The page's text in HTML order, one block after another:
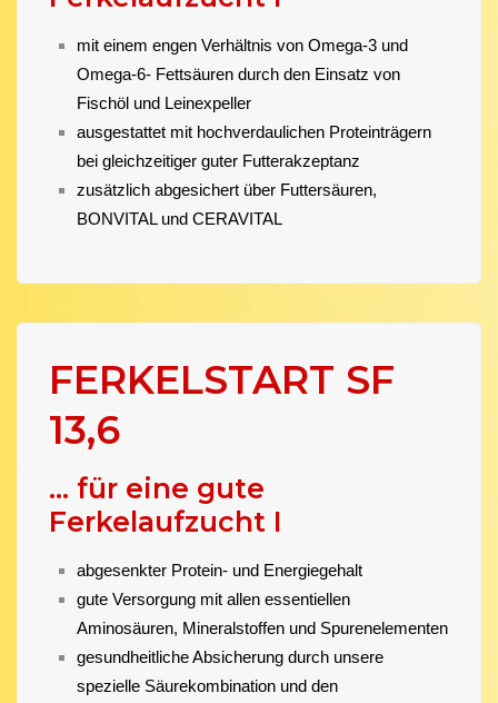
mit einem engen Verhältnis von Omega-3 und
Omega-6- Fettsäuren durch den Einsatz von
Fischöl und Leinexpeller
ausgestattet mit hochverdaulichen Proteinträgern
bei gleichzeitiger guter Futterakzeptanz
zusätzlich abgesichert über Futtersäuren,
BONVITAL und CERAVITAL
FERKELSTART SF
13,6
... für eine gute
Ferkelaufzucht I
abgesenkter Protein- und Energiegehalt
gute Versorgung mit allen essentiellen
Aminosäuren, Mineralstoffen und Spurenelementen
gesundheitliche Absicherung durch unsere
spezielle Säurekombination und den